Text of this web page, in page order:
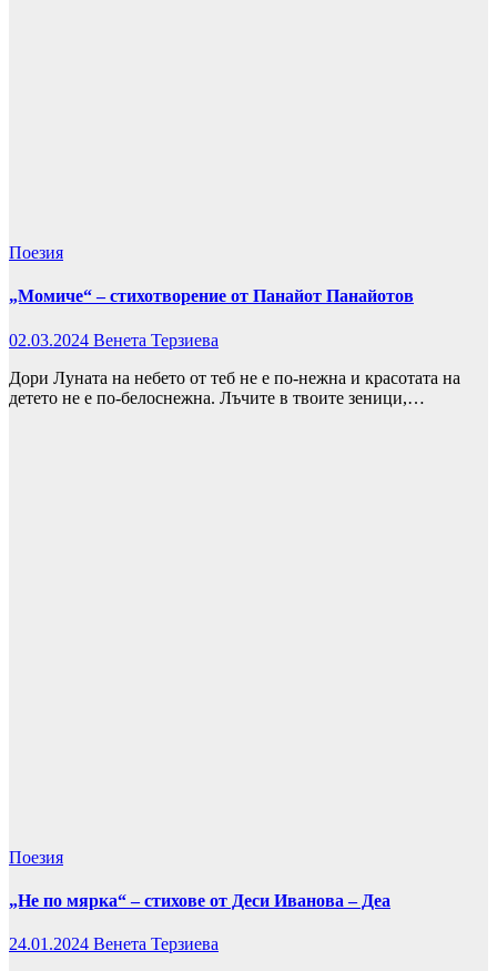
Поезия
„Момиче“ – стихотворение от Панайот Панайотов
02.03.2024 Венета Терзиева
Дори Луната на небето от теб не е по-нежна и красотата на
детето не е по-белоснежна. Лъчите в твоите зеници,…
Поезия
„Не по мярка“ – стихове от Деси Иванова – Деа
24.01.2024 Венета Терзиева